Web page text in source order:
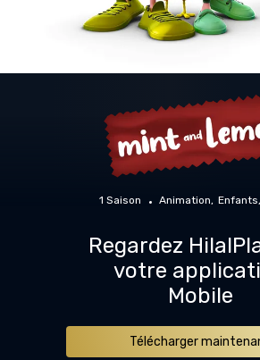
1 Saison Animation Enfants
Regardez
votre
Mobile
Télécharger